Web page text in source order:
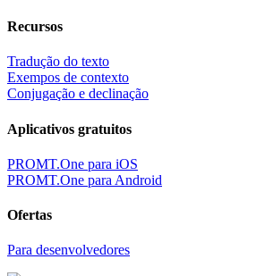
Recursos
Tradução do texto
Exempos de contexto
Conjugação e declinação
Aplicativos gratuitos
PROMT.One para iOS
PROMT.One para Android
Ofertas
Para desenvolvedores